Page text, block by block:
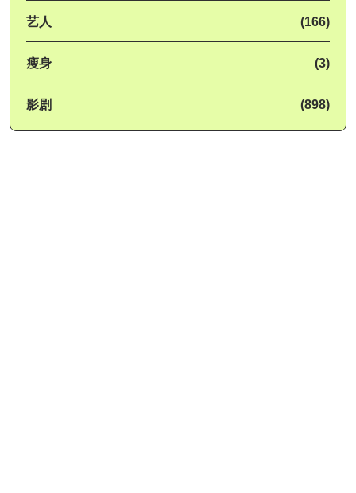
艺人 (166)
瘦身 (3)
影剧 (898)